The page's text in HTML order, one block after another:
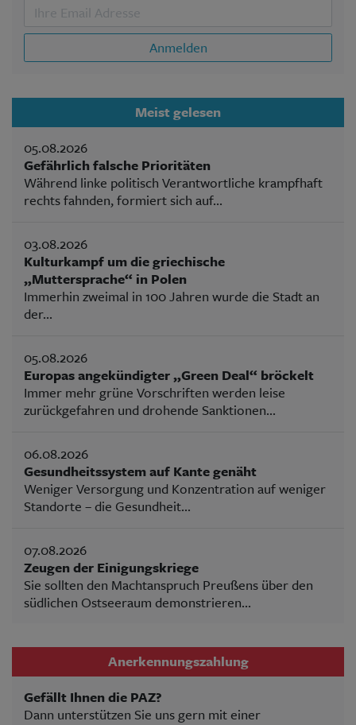
Anmelden
Meist gelesen
05.08.2026
Gefährlich falsche Prioritäten
Während linke politisch Verantwortliche krampfhaft
rechts fahnden, formiert sich auf...
03.08.2026
Kulturkampf um die griechische
„Muttersprache“ in Polen
Immerhin zweimal in 100 Jahren wurde die Stadt an
der...
05.08.2026
Europas angekündigter „Green Deal“ bröckelt
Immer mehr grüne Vorschriften werden leise
zurückgefahren und drohende Sanktionen...
06.08.2026
Gesundheitssystem auf Kante genäht
Weniger Versorgung und Konzentration auf weniger
Standorte – die Gesundheit...
07.08.2026
Zeugen der Einigungskriege
Sie sollten den Machtanspruch Preußens über den
südlichen Ostseeraum demonstrieren...
Anerkennungszahlung
Gefällt Ihnen die PAZ?
Dann unterstützen Sie uns gern mit einer